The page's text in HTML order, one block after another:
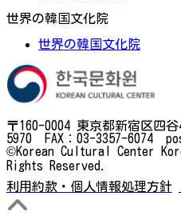
世界の韓国文化院
世界の韓国文化院
〒160-0004 東京都新宿区四
5970 FAX：03-3357-6074
©Korean Cultural Center
Rights Reserved.
利用約款・個人情報処理方針